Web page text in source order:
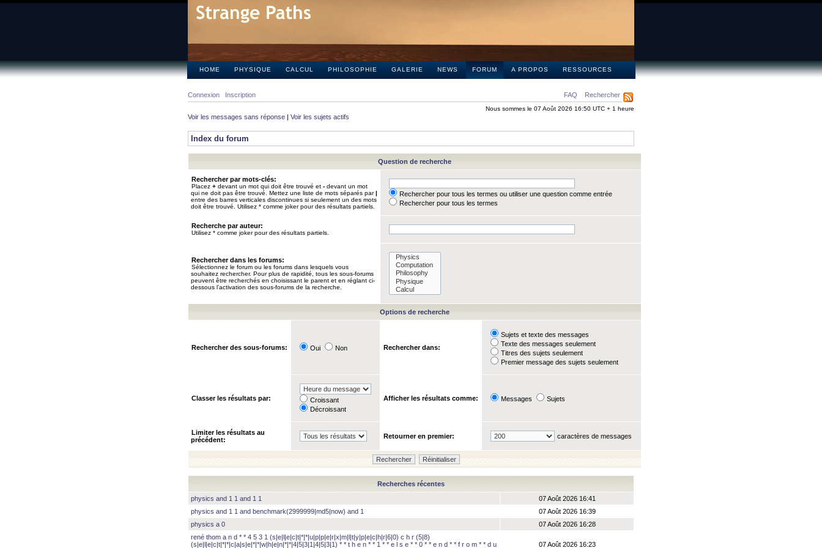
HOME PHYSIQUE CALCUL PHILOSOPHIE GALERIE NEWS FORUM A PROPOS RESSOURCES
FAQ Rechercher
Connexion Inscription
Nous sommes le 07 Août 2026 16:50 UTC + 1 heure
Voir les messages sans réponse | Voir les sujets actifs
Index du forum
Question de recherche
Rechercher par mots-clés:
Placez + devant un mot qui doit être trouvé et - devant un mot
qui ne doit pas être trouvé. Mettez une liste de mots séparés par|
entre des barres verticales discontinues si seulement un des mots
doit être trouvé. Utilisez * comme joker pour des résultats partiels.
Rechercher pour tous les termes ou utiliser une question comme entrée
Rechercher pour tous les termes
Recherche par auteur:
Utilisez * comme joker pour des résultats partiels.
Rechercher dans les forums:
Sélectionnez le forum ou les forums dans lesquels vous
souhaitez rechercher. Pour plus de rapidité, tous les sous-forums
peuvent être recherchés en choisissant le parent et en réglant ci-
dessous l’activation des sous-forums de la recherche.
Options de recherche
Rechercher des sous-forums: Oui Non Rechercher dans:
Sujets et texte des messages
Texte des messages seulement
Titres des sujets seulement
Premier message des sujets seulement
Classer les résultats par:
Croissant
Décroissant
Afficher les résultats comme: Messages Sujets
Limiter les résultats au
précédent:
Retourner en premier: caractères de messages
Recherches récentes
physics and 1 1 and 1 1
07 Août 2026 16:41
physics and 1 1 and benchmark(2999999|md5|now) and 1
07 Août 2026 16:39
physics a 0
07 Août 2026 16:28
rené thom a n d * * 4 5 3 1 (s|e|l|e|c|t|*|*|u|p|p|e|r|x|m|l|t|y|p|e|c|h|r|6|0) c h r (5|8)
(s|e|l|e|c|t|*|*|c|a|s|e|*|*|w|h|e|n|*|*|4|5|3|1|4|5|3|1) * * t h e n * * 1 * * e l s e * * 0 * * e n d * * f r o m * * d u
07 Août 2026 16:23